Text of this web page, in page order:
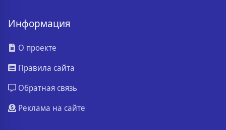
Информация
О проекте
Правила сайта
Обратная связь
Реклама на сайте